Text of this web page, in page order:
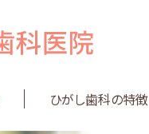
ひがし歯科の特徴